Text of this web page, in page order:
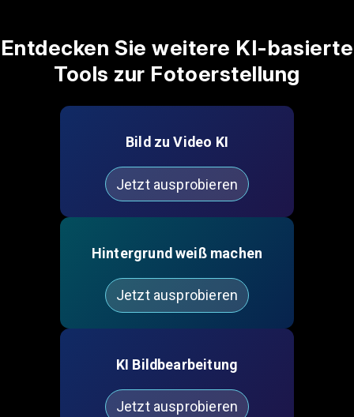
Entdecken Sie weitere KI-basierte
Tools zur Fotoerstellung
Bild zu Video KI
Jetzt ausprobieren
Hintergrund weiß machen
Jetzt ausprobieren
KI Bildbearbeitung
Jetzt ausprobieren